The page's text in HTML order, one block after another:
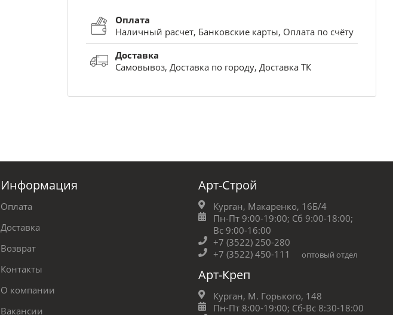
Оплата
Наличный расчет, Банковские карты, Оплата по счёту
Доставка
Самовывоз, Доставка по городу, Доставка ТК
Информация
Оплата
Доставка
Возврат
Контакты
О компании
Вакансии
Арт-Строй
Курган, Макаренко, 16Б/4
Пн-Пт 9:00-19:00; Сб 9:00-18:00;
Вс 9:00-16:00
+7 (3522) 250-280
+7 (3522) 450-111
оптовый отдел
Арт-Креп
Курган, М. Горького, 148
Пн-Пт 8:00-19:00; Сб-Вс 8:30-18:00